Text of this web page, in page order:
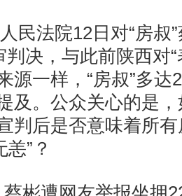
民法院12日对“房叔
决，与此前陕西对
源一样，“房叔”多达
及。公众关心的是
判后是否意味着所有
”？